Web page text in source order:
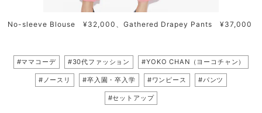
No-sleeve Blouse ¥32,000、Gathered Drapey Pants ¥37,000
#ママコーデ #30代ファッション #YOKO CHAN（ヨーコチャン）
#ノースリ #卒入園・卒入学 #ワンピース #パンツ
#セットアップ